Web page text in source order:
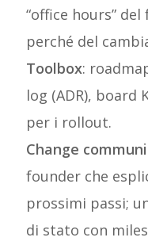
“office hours”
perché del
Toolbox:
log (ADR), board
per i rollout.
Change
founder che
prossimi passi;
di stato con